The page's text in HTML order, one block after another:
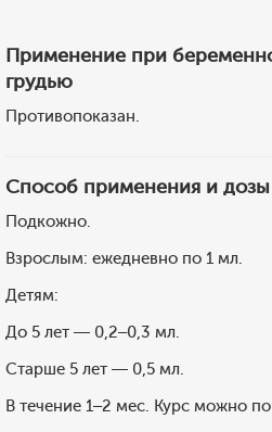
Применение при
грудью
Противопоказан.
Способ применения и дозы
Подкожно.
Взрослым: ежедневно по 1 мл.
Детям:
До 5 лет — 0,2–0,3 мл.
Старше 5 лет — 0,5 мл.
В течение 1–2 мес. Курс можно